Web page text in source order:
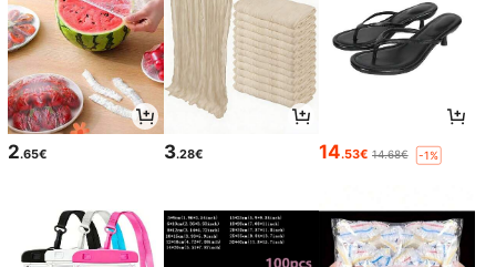
2.65€ 3.28€ 14.53€ 14.68€ -1%